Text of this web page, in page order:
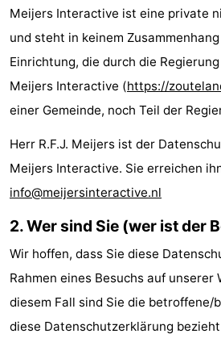
18
Kurhaus
-
-
Joossesweg
-
Meijers Interactive ist eine private
und steht in keinem
Einrichtung, die durch die
Meijers Interactive (https://
einer Gemeinde, noch Teil der
Herr R.F.J. Meijers ist der
Meijers Interactive. Sie erreichen
info@meijersinteractive.nl
2. Wer sind Sie (wer ist der
Wir hoffen, dass Sie diese
Rahmen eines Besuchs auf unserer
diesem Fall sind Sie die betroffene/
diese Datenschutzerklärung